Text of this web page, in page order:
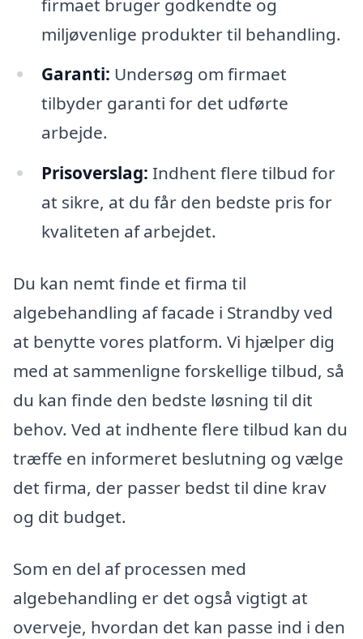
miljøvenlige produkter til behandling.
Garanti: Undersøg om firmaet
tilbyder garanti for det udførte
arbejde.
Prisoverslag: Indhent flere tilbud for
at sikre, at du får den bedste pris for
kvaliteten af arbejdet.
Du kan nemt finde et firma til
algebehandling af facade i Strandby ved
at benytte vores platform. Vi hjælper dig
med at sammenligne forskellige tilbud, så
du kan finde den bedste løsning til dit
behov. Ved at indhente flere tilbud kan du
træffe en informeret beslutning og vælge
det firma, der passer bedst til dine krav
og dit budget.
Som en del af processen med
algebehandling er det også vigtigt at
overveje, hvordan det kan passe ind i den